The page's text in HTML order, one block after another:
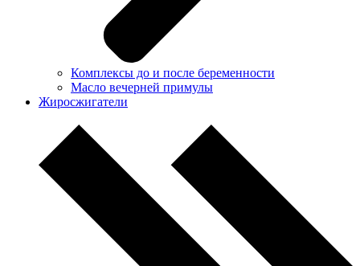
Комплексы до и после беременности
Масло вечерней примулы
Жиросжигатели